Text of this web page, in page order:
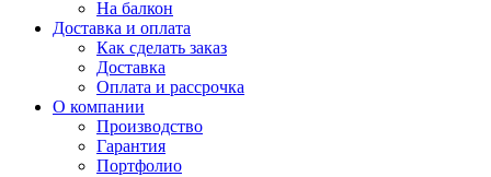
На балкон
Доставка и оплата
Как сделать заказ
Доставка
Оплата и рассрочка
О компании
Производство
Гарантия
Портфолио